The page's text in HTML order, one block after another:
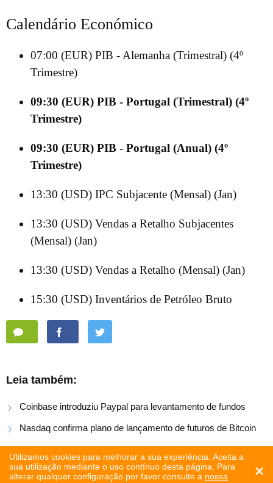
Utilizamos cookies para melhorar a sua experiência. Aceita a
sua utilização mediante o uso contínuo desta página. Para
alterar qualquer configuração por favor consulte a nossa
×
Calendário Económico
07:00 (EUR) PIB - Alemanha (Trimestral) (4º
Trimestre)
09:30 (EUR) PIB - Portugal (Trimestral) (4º
Trimestre)
09:30 (EUR) PIB - Portugal (Anual) (4º
Trimestre)
13:30 (USD) IPC Subjacente (Mensal) (Jan)
13:30 (USD) Vendas a Retalho Subjacentes
(Mensal) (Jan)
13:30 (USD) Vendas a Retalho (Mensal) (Jan)
15:30 (USD) Inventários de Petróleo Bruto
Leia também:
Coinbase introduziu Paypal para levantamento de fundos
Nasdaq confirma plano de lançamento de futuros de Bitcoin
Criptomoedas: as últimas notícias de hoje, 6 de dezembro